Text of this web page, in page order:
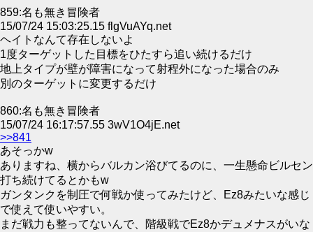
859:名も無き冒険者
15/07/24 15:03:25.15 flgVuAYq.net
ヘイトなんて存在しないよ
1度ターゲットした目標をひたすら追い続けるだけ
地上タイプが壁が障害になって射程外になった場合のみ
別のターゲットに変更するだけ
860:名も無き冒険者
15/07/24 16:17:57.55 3wV1O4jE.net
>>841
あそっかw
ありますね、横からバルカン浴びてるのに、一生懸命ビルセン
打ち続けてるとかもw
ガンタンクを制圧で何戦か使ってみたけど、Ez8みたいな感じ
で使えて使いやすい。
まだ戦力も整ってないんで、階級戦でEz8かデュメナスがいな